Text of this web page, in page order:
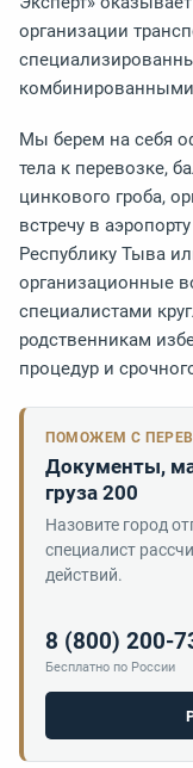
организации
Мы берем на себя
тела к перевозке,
цинкового гроба,
встречу в
Республику Тыва
организационные
специалистами
родственникам
процедур и
ПОМОЖЕМ С
Документы,
груза 200
Назовите город
специалист
действий.
8 (800) 200-
Бесплатно по России